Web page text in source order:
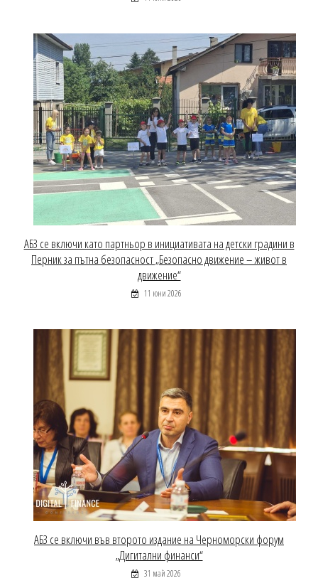
АБЗ се включи като партньор в инициативата на детски градини в
Перник за пътна безопасност „Безопасно движение – живот в
движение“
11 юни 2026
АБЗ се включи във второто издание на Черноморски форум
„Дигитални финанси“
31 май 2026